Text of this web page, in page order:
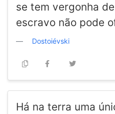
se tem vergonha
escravo não pode
Dostoiévski
Há na terra uma